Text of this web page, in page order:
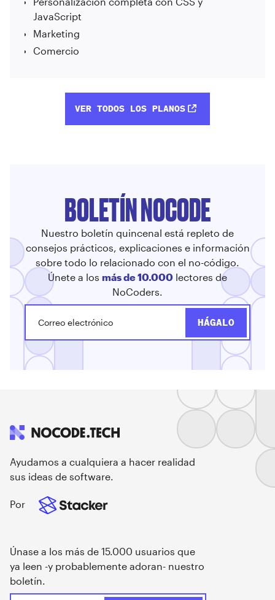
JavaScript
Marketing
Comercio
VER TODOS LOS PLANOS
BOLETÍN NOCODE
Nuestro boletín quincenal está repleto de
consejos prácticos, explicaciones e información
sobre todo lo relacionado con el no-código.
Únete a los más de 10.000 lectores de
NoCoders.
Ayudamos a cualquiera a hacer realidad
sus ideas de software.
Por
Únase a los más de 15.000 usuarios que
ya leen -y probablemente adoran- nuestro
boletín.